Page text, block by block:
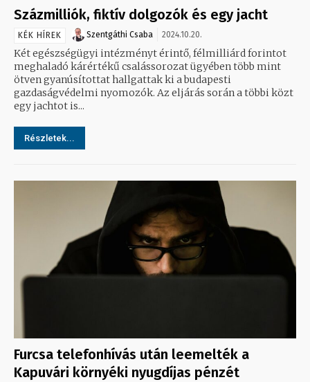
Százmilliók, fiktív dolgozók és egy jacht
KÉK HÍREK Szentgáthi Csaba 2024.10.20.
Két egészségügyi intézményt érintő, félmilliárd forintot
meghaladó kárértékű csalássorozat ügyében több mint
ötven gyanúsítottat hallgattak ki a budapesti
gazdaságvédelmi nyomozók. Az eljárás során a többi közt
egy jachtot is...
Részletek...
Furcsa telefonhívás után leemelték a
Kapuvári környéki nyugdíjas pénzét